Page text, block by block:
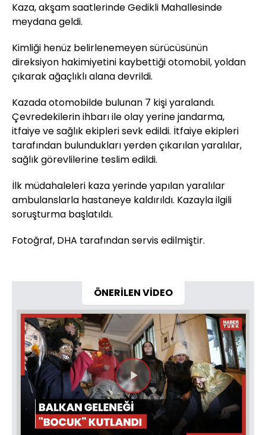
Kaza, akşam saatlerinde Gedikli Mahallesinde
meydana geldi.
Kimliği henüz belirlenemeyen sürücüsünün
direksiyon hakimiyetini kaybettiği otomobil, yoldan
çıkarak ağaçlıklı alana devrildi.
Kazada otomobilde bulunan 7 kişi yaralandı.
Çevredekilerin ihbarı ile olay yerine jandarma,
itfaiye ve sağlık ekipleri sevk edildi. İtfaiye ekipleri
tarafından bulundukları yerden çıkarılan yaralılar,
sağlık görevlilerine teslim edildi.
İlk müdahaleleri kaza yerinde yapılan yaralılar
ambulanslarla hastaneye kaldırıldı. Kazayla ilgili
soruşturma başlatıldı.
Fotoğraf, DHA tarafından servis edilmiştir.
ÖNERİLEN VİDEO
Videoyu
Oynat